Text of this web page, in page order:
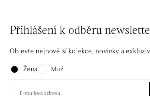
Přihlášení k odběru
Objevte nejnovější kolekce, novinky a
Žena
Muž